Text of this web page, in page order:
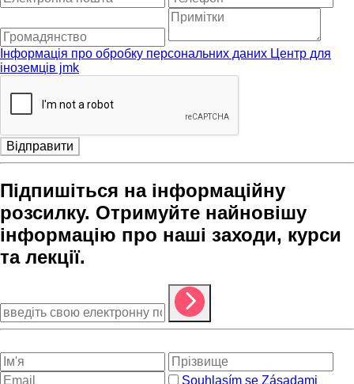
Інформація про обробку персональних даних Центр для
іноземців jmk
Відправити
Підпишіться на інформаційну
розсилку. Отримуйте найновішу
інформацію про наші заходи, курси
та лекції.
Souhlasím se Zásadami